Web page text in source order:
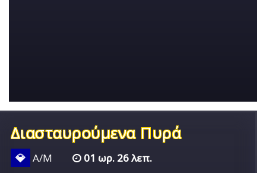
Διασταυρούμενα Πυρά
💎 Α/Μ 01 ωρ. 26 λεπ.